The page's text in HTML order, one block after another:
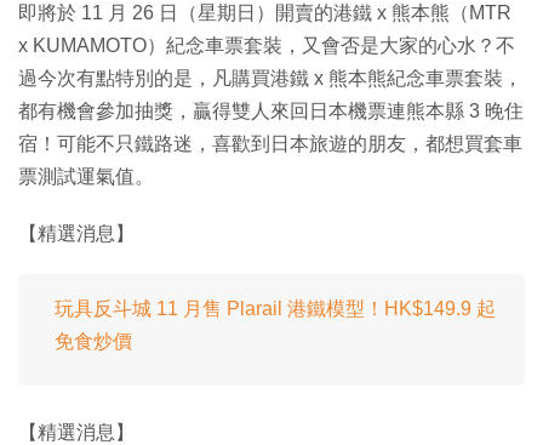
即將於 11 月 26 日（星期日）開賣的港鐵 x 熊本熊（MTR
x KUMAMOTO）紀念車票套裝，又會否是大家的心水？不
過今次有點特別的是，凡購買港鐵 x 熊本熊紀念車票套裝，
都有機會參加抽獎，贏得雙人來回日本機票連熊本縣 3 晚住
宿！可能不只鐵路迷，喜歡到日本旅遊的朋友，都想買套車
票測試運氣值。
【精選消息】
玩具反斗城 11 月售 Plarail 港鐵模型！HK$149.9 起
免食炒價
【精選消息】